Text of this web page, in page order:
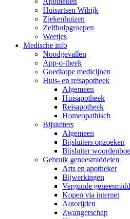
Huisartsen Wilrijk
Ziekenhuizen
Zelfhulpgroepen
Weetjes
Medische info
Noodgevallen
App-o-theek
Goedkope medicijnen
Huis- en reisapotheek
Algemeen
Huisapotheek
Reisapotheek
Homeopathisch
Bijsluiters
Algemeen
Bijsluiters opzoeken
Bijsluiter
Gebruik geneesmiddelen
Arts en apotheker
Bijwerkingen
Vergunde
Kopen via internet
Autorijden
Zwangerschap